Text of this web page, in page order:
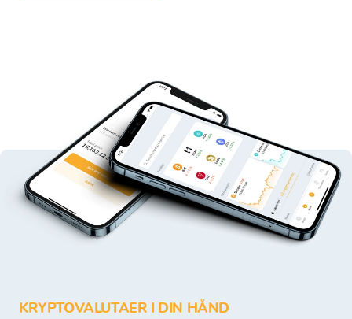
KRYPTOVALUTAER I DIN HÅND